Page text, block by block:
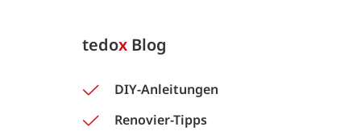
tedox Blog
DIY-Anleitungen
Renovier-Tipps